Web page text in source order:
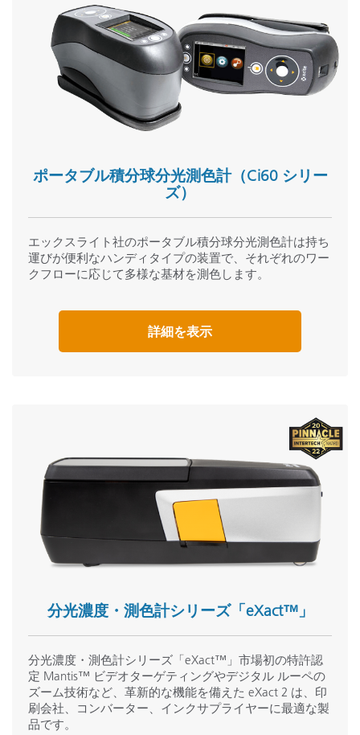
ポータブル積分球分光測色計（Ci60 シリー
ズ）
エックスライト社のポータブル積分球分光測色計は持ち
運びが便利なハンディタイプの装置で、それぞれのワー
クフローに応じて多様な基材を測色します。
詳細を表示
分光濃度・測色計シリーズ「eXact™」
分光濃度・測色計シリーズ「eXact™」市場初の特許認
定 Mantis™ ビデオターゲティングやデジタル ルーペの
ズーム技術など、革新的な機能を備えた eXact 2 は、印
刷会社、コンバーター、インクサプライヤーに最適な製
品です。